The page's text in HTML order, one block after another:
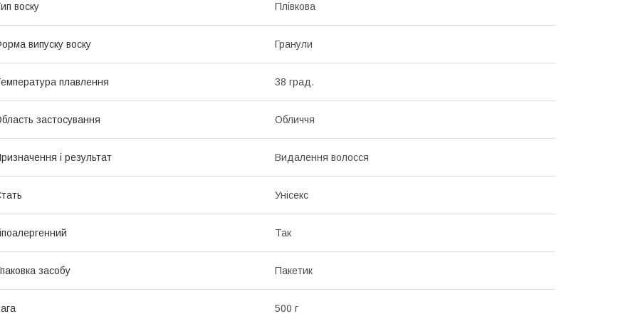
воску Плівкова
випуску воску Гранули
плавлення 38 град.
застосування Обличчя
і результат Видалення волосся
Унісекс
Так
засобу Пакетик
500 г